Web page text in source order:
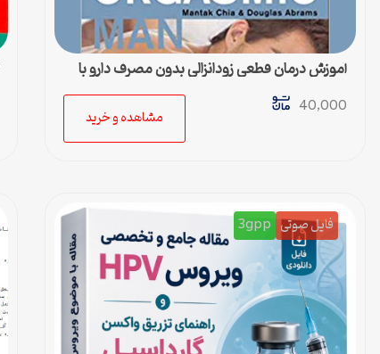
آموزش درمان قطعی زودانزالی بدون مصرف دارو با
یک روش تجربی
40,000
مشاهده و خرید
فایل صوتی 3gpp